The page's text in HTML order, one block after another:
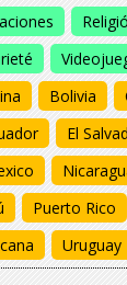
Bolivia
El
Puerto Rico
Uruguay